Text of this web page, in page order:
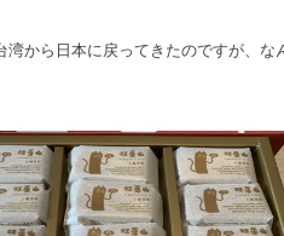
湾から日本に戻ってきたのですが、